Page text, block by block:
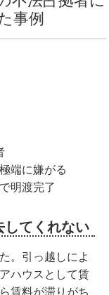
事例
端に嫌がる
明渡完了
してくれない
。引っ越しによ
ハウスとして賃
賃料が滞りがち